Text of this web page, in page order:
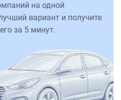
на одной
вариант и получите
за 5 минут.